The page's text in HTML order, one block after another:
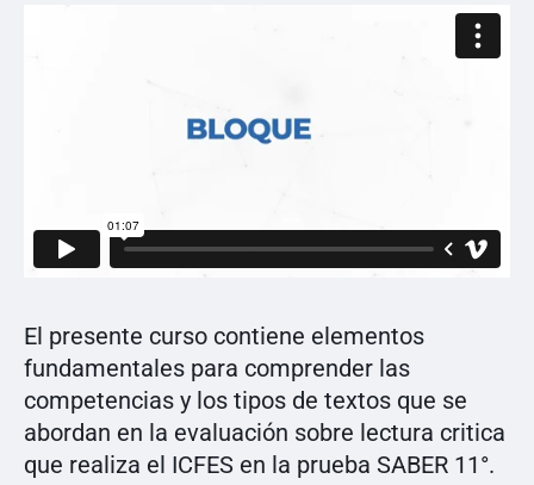
El presente curso contiene elementos
fundamentales para comprender las
competencias y los tipos de textos que se
abordan en la evaluación sobre lectura critica
que realiza el ICFES en la prueba SABER 11°.